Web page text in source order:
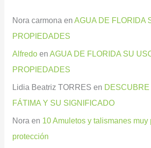
Nora carmona enAGUA DE FLORIDA
PROPIEDADES
Alfredo enAGUA DE FLORIDA SU
PROPIEDADES
Lidia Beatriz TORRES en
FÁTIMA Y SU SIGNIFICADO
Nora en 10 Amuletos y talismanes muy
protección